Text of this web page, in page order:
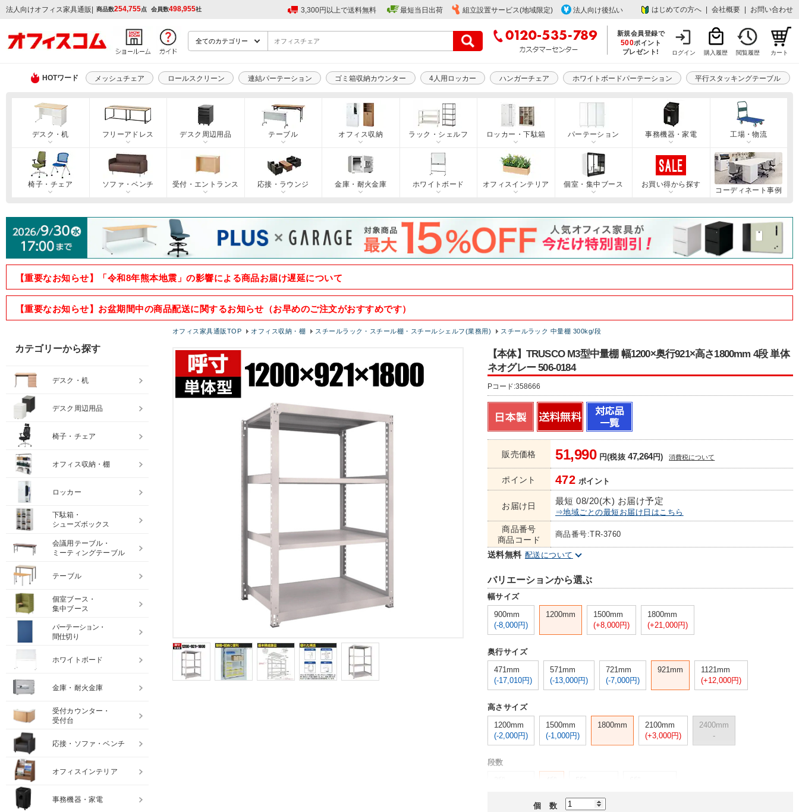
法人向けオフィス家具通販 | 商品数254,755点 会員数498,955社 3,300円以上で送料無料 最短当日出荷 組立設置サービス(地域限定) 法人向け後払い はじめての方へ 会社概要 お問い合わせ
新規会員登録で
500ポイント
プレゼント!
ログイン 購入履歴 閲覧履歴 カート
HOTワード メッシュチェア ロールスクリーン 連結パーテーション ゴミ箱収納カウンター 4人用ロッカー ハンガーチェア ホワイトボードパーテーション 平行スタッキングテーブル
デスク・机 フリーアドレス デスク周辺用品 テーブル オフィス収納 ラック・シェルフ ロッカー・下駄箱 パーテーション 事務機器・家電 工場・物流
椅子・チェア ソファ・ベンチ 受付・エントランス 応接・ラウンジ 金庫・耐火金庫 ホワイトボード オフィスインテリア 個室・集中ブース
お買い得から探す
コーディネート事例
【重要なお知らせ】「令和8年熊本地震」の影響による商品お届け遅延について
【重要なお知らせ】お盆期間中の商品配送に関するお知らせ（お早めのご注文がおすすめです）
オフィス家具通販TOP オフィス収納・棚 スチールラック・スチール棚・スチールシェルフ(業務用) スチールラック 中量棚 300kg/段
【本体】TRUSCO M3型中量棚 幅1200×奥行921×高さ1800mm 4段 単体
ネオグレー 506-0184
Pコード:358666
販売価格 51,990円(税抜47,264円) 消費税について
ポイント 472 ポイント
お届け日 最短 08/20(木) お届け予定
⇒地域ごとの最短お届け日はこちら
商品番号
商品コード
商品番号:TR-3760
送料無料 配送について
バリエーションから選ぶ
幅サイズ
900mm
(-8,000円)
1200mm
1500mm
(+8,000円)
1800mm
(+21,000円)
奥行サイズ
471mm
(-17,010円)
571mm
(-13,000円)
721mm
(-7,000円)
921mm
1121mm
(+12,000円)
高さサイズ
1200mm
(-2,000円)
1500mm
(-1,000円)
1800mm
2100mm
(+3,000円)
2400mm
-
段数
個 数
カテゴリーから探す
デスク・机
デスク周辺用品
椅子・チェア
オフィス収納・棚
ロッカー
下駄箱・
シューズボックス
会議用テーブル・
ミーティングテーブル
テーブル
個室ブース・
集中ブース
パーテーション・
間仕切り
ホワイトボード
金庫・耐火金庫
受付カウンター・
受付台
応接・ソファ・ベンチ
オフィスインテリア
事務機器・家電